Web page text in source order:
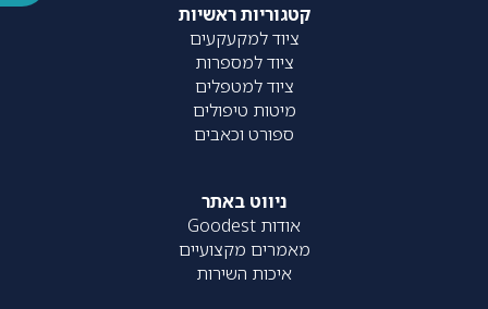
קטגוריות ראשיות
ציוד למקעקעים
ציוד למספרות
ציוד למטפלים
מיטות טיפולים
ספורט וכאבים
ניווט באתר
אודות Goodest
מאמרים מקצועיים
איכות השירות